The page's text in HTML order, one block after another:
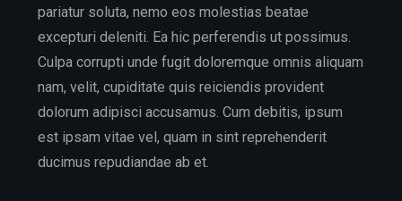
pariatur soluta, nemo eos molestias beatae
excepturi deleniti. Ea hic perferendis ut possimus.
Culpa corrupti unde fugit doloremque omnis aliquam
nam, velit, cupiditate quis reiciendis provident
dolorum adipisci accusamus. Cum debitis, ipsum
est ipsam vitae vel, quam in sint reprehenderit
ducimus repudiandae ab et.